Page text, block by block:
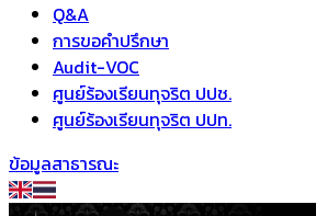
Q&A
การขอคำปรึกษา
Audit-VOC
ศูนย์ร้องเรียนทุจริต ปปช.
ศูนย์ร้องเรียนทุจริต ปปท.
ข้อมูลสาธารณะ